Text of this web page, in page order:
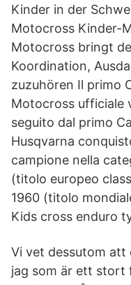
Kinder in der
Motocross Kinder-
Motocross bringt
Koordination,
zuzuhören Il primo
Motocross ufficiale
seguito dal primo
Husqvarna
campione nella
(titolo europeo
1960 (titolo
Kids cross enduro
Vi vet dessutom
jag som är ett stort